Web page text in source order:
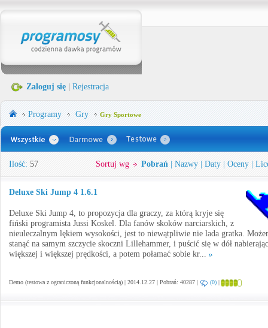
Zaloguj się Rejestracja
Programy Gry Gry Sportowe
Ilość: 57 Sortuj wg Pobrań Nazwy Daty Oceny
Deluxe Ski Jump 4 1.6.1
Deluxe Ski Jump 4, to propozycja dla graczy, za którą kryje się
fiński programista Jussi Koskel. Dla fanów skoków narciarskich, z
nieuleczalnym lękiem wysokości, jest to niewątpliwie nie lada gratka.
stanąć na samym szczycie skoczni Lillehammer, i puścić się w dół nabierając
większej i większej prędkości, a potem połamać sobie kr...
Demo (testowa z ograniczoną funkcjonalnością) | 2014.12.27 | Pobrań: 40287 | (0) |